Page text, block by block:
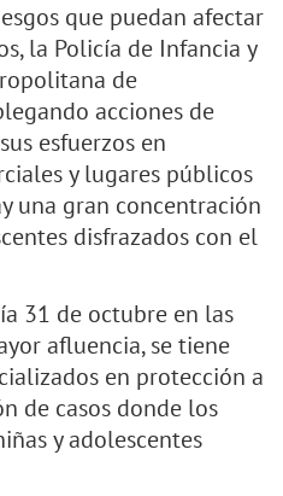
que puedan afectar
la Policía de Infancia y
de
acciones de
esfuerzos en
y lugares públicos
una gran concentración
disfrazados con el
31 de octubre en las
afluencia, se tiene
en protección a
de casos donde los
y adolescentes